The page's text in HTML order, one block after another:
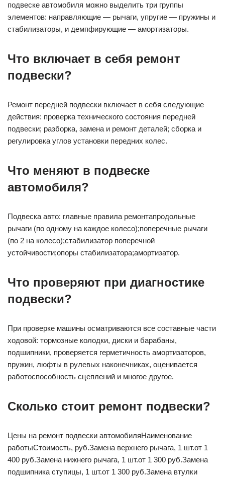
подвеске автомобиля можно выделить три группы
элементов: направляющие — рычаги, упругие — пружины и
стабилизаторы, и демпфирующие — амортизаторы.
Что включает в себя ремонт
подвески?
Ремонт передней подвески включает в себя следующие
действия: проверка технического состояния передней
подвески; разборка, замена и ремонт деталей; сборка и
регулировка углов установки передних колес.
Что меняют в подвеске
автомобиля?
Подвеска авто: главные правила ремонтапродольные
рычаги (по одному на каждое колесо);поперечные рычаги
(по 2 на колесо);стабилизатор поперечной
устойчивости;опоры стабилизатора;амортизатор.
Что проверяют при диагностике
подвески?
При проверке машины осматриваются все составные части
ходовой: тормозные колодки, диски и барабаны,
подшипники, проверяется герметичность амортизаторов,
пружин, люфты в рулевых наконечниках, оценивается
работоспособность сцеплений и многое другое.
Сколько стоит ремонт подвески?
Цены на ремонт подвески автомобиляНаименование
работыСтоимость, руб.Замена верхнего рычага, 1 шт.от 1
400 руб.Замена нижнего рычага, 1 шт.от 1 300 руб.Замена
подшипника ступицы, 1 шт.от 1 300 руб.Замена втулки